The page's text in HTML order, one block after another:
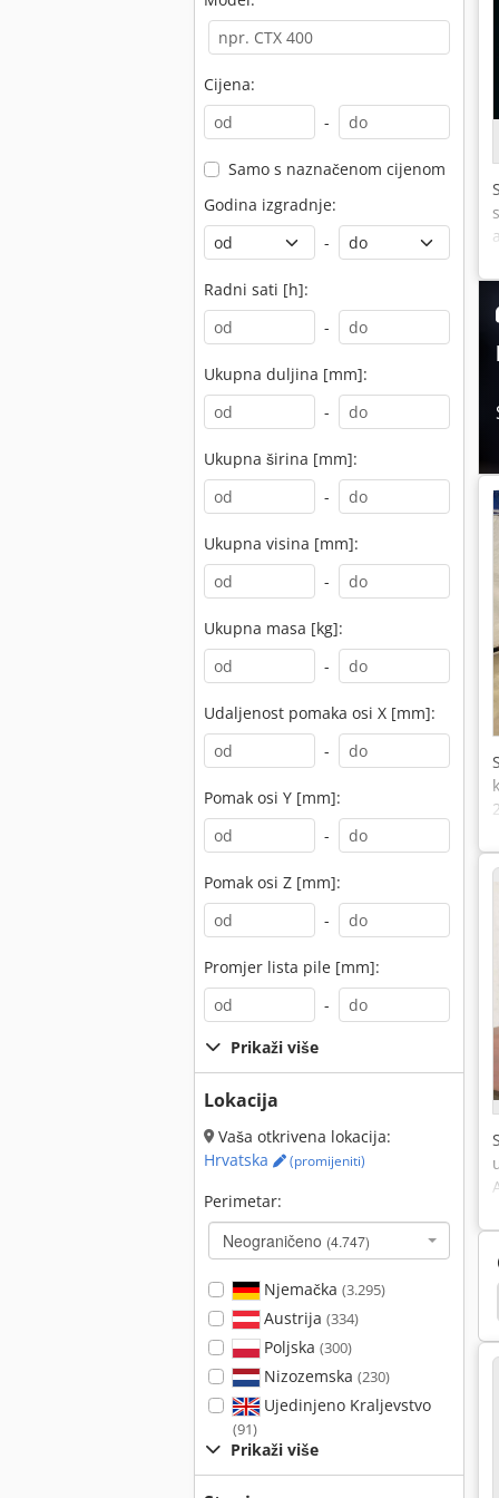
Cijena:
-
Samo s naznačenom cijenom
Godina izgradnje:
-
Radni sati [h]:
-
Ukupna duljina [mm]:
-
Ukupna širina [mm]:
-
Ukupna visina [mm]:
-
Ukupna masa [kg]:
-
Udaljenost pomaka osi X [mm]:
-
Pomak osi Y [mm]:
-
Pomak osi Z [mm]:
-
Promjer lista pile [mm]:
-
Prikaži više
Lokacija
Vaša otkrivena lokacija:
Hrvatska
(promijeniti)
Perimetar:
Neograničeno (4.747)
Njemačka (3.295)
Austrija (334)
Poljska (300)
Nizozemska (230)
Ujedinjeno Kraljevstvo
(91)
Prikaži više
Wagner Pumpa Wagner Gletovanje